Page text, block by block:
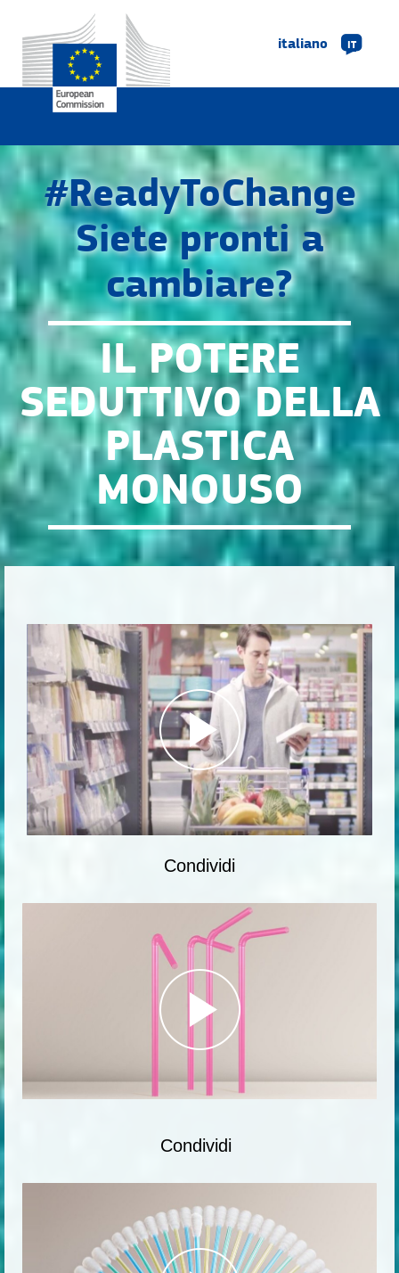
italiano IT
#ReadyToChange
Siete pronti a
cambiare?
IL POTERE
SEDUTTIVO DELLA
PLASTICA
MONOUSO
Condividi
Condividi